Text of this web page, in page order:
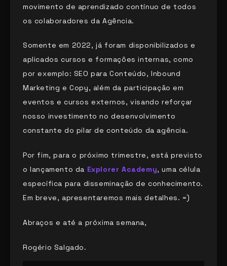
movimento de aprendizado contínuo de todos
os colaboradores da Agência.
Somente em 2022, já foram disponibilizados e
aplicados cursos e formações internas, como
por exemplo: SEO para Conteúdo, Inbound
Marketing e Copy, além da participação em
eventos e cursos externos, visando reforçar
nosso investimento no desenvolvimento
constante do pilar de conteúdo da agência.
Por fim, para o próximo trimestre, está previsto
o lançamento da Explorer Academy, uma célula
específica para disseminação de conhecimento.
Em breve, apresentaremos mais detalhes. =)
Abraços e até a próxima semana,
Rogério Salgado.